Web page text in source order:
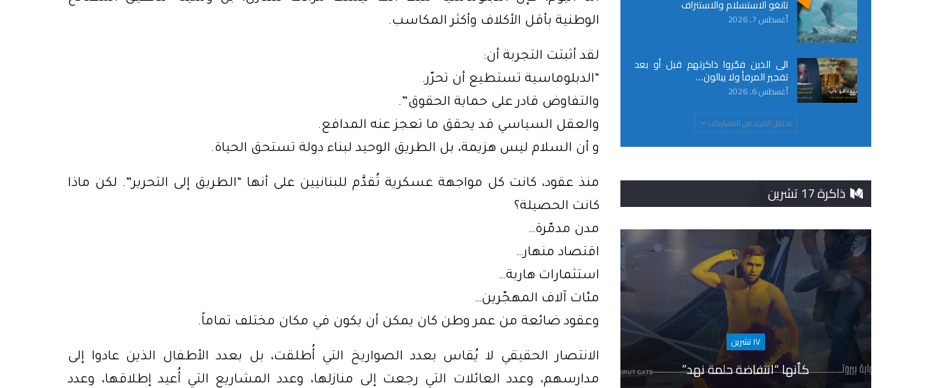
الوطنية بأقل الأكلاف وأكثر المكاسب.
لقد أثبتت التجربة أن:
“الدبلوماسية تستطيع أن تحرّر.
والتفاوض قادر على حماية الحقوق”.
والعقل السياسي قد يحقق ما تعجز عنه المدافع.
و أن السلام ليس هزيمة، بل الطريق الوحيد لبناء دولة تستحق الحياة.
منذ عقود، كانت كل مواجهة عسكرية تُقدَّم للبنانيين على أنها “الطريق إلى التحرير”. لكن ماذا
كانت الحصيلة؟
مدن مدمّرة…
اقتصاد منهار…
استثمارات هاربة…
مئات آلاف المهجّرين…
وعقود ضائعة من عمر وطن كان يمكن أن يكون في مكان مختلف تماماً.
الانتصار الحقيقي لا يُقاس بعدد الصواريخ التي أُطلقت، بل بعدد الأطفال الذين عادوا إلى
مدارسهم، وعدد العائلات التي رجعت إلى منازلها، وعدد المشاريع التي أُعيد إطلاقها، وعدد
تانغو الاستسلام والاستنزاف
أغسطس 7, 2026
الى الذين فجّروا ذاكرتهم قبل أو بعد
تفجير المرفأ ولا يبالون…
أغسطس 6, 2026
تحميل المزيد من المشاركات
ذاكرة 17 تشرين
١٧ تشرين
كأنها “انتفاضة حلمة نهد”